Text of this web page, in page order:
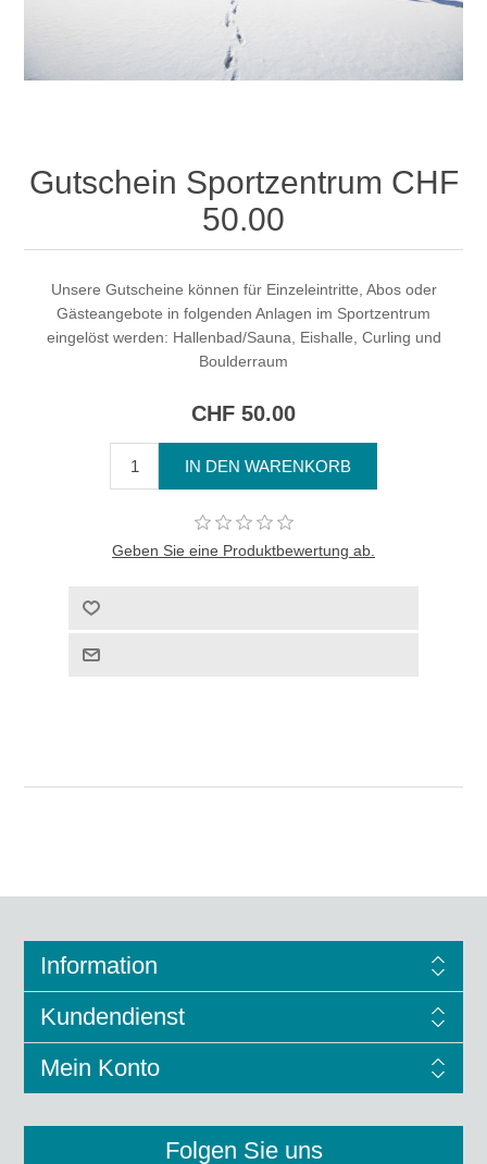
Gutschein Sportzentrum CHF
50.00
Unsere Gutscheine können für Einzeleintritte, Abos oder
Gästeangebote in folgenden Anlagen im Sportzentrum
eingelöst werden: Hallenbad/Sauna, Eishalle, Curling und
Boulderraum
CHF 50.00
Geben Sie eine Produktbewertung ab.
Information
Kundendienst
Mein Konto
Folgen Sie uns